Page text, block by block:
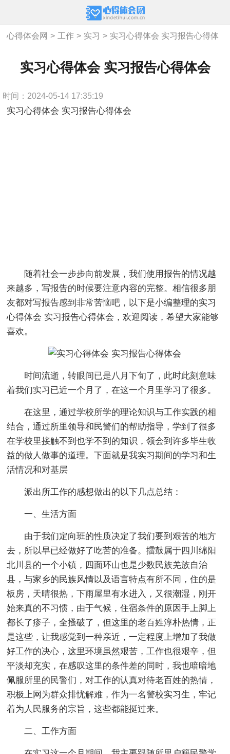
心得体会网 > 工作 > 实习 > 实习心得体会 实习报告心得体
实习心得体会 实习报告心得体会
时间：2024-05-14 17:35:19
实习心得体会 实习报告心得体会
随着社会一步步向前发展，我们使用报告的情况越
来越多，写报告的时候要注意内容的完整。相信很多朋
友都对写报告感到非常苦恼吧，以下是小编整理的实习
心得体会 实习报告心得体会，欢迎阅读，希望大家能够
喜欢。
时间流逝，转眼间已是八月下旬了，此时此刻意味
着我们实习已近一个月了，在这一个月里学习了很多。
在这里，通过学校所学的理论知识与工作实践的相
结合，通过所里领导和民警们的帮助指导，学到了很多
在学校里接触不到也学不到的知识，领会到许多毕生收
益的做人做事的道理。下面就是我实习期间的学习和生
活情况和对基层
派出所工作的感想做出的以下几点总结：
一、生活方面
由于我们定向班的性质决定了我们要到艰苦的地方
去，所以早已经做好了吃苦的准备。擂鼓属于四川绵阳
北川县的一个小镇，四面环山也是少数民族羌族自治
县，与家乡的民族风情以及语言特点有所不同，住的是
板房，天晴很热，下雨屋里有水进入，又很潮湿，刚开
始来真的不习惯，由于气候，住宿条件的原因手上脚上
都长了疹子，全搔破了，但这里的老百姓淳朴热情，正
是这些，让我感觉到一种亲近，一定程度上增加了我做
好工作的决心，这里环境虽然艰苦，工作也很艰辛，但
平淡却充实，在感叹这里的条件差的同时，我也暗暗地
佩服所里的民警们，对工作的认真对待老百姓的热情，
积极上网为群众排忧解难，作为一名警校实习生，牢记
着为人民服务的宗旨，这些都能挺过来。
二、工作方面